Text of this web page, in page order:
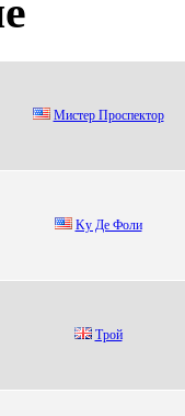
Миcтeр Проcпeктор
Kу Дe Фoли
Tpой